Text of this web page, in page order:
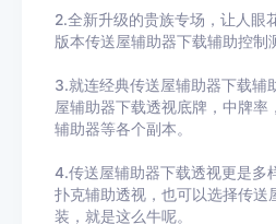
2.全新升级的贵族专场，让人眼
版本传送屋辅助器下载辅助控制
3.就连经典传送屋辅助器下载辅
屋辅助器下载透视底牌，中牌率
辅助器等各个副本。
4.传送屋辅助器下载透视更是多
扑克辅助透视，也可以选择传送
装，就是这么牛呢。